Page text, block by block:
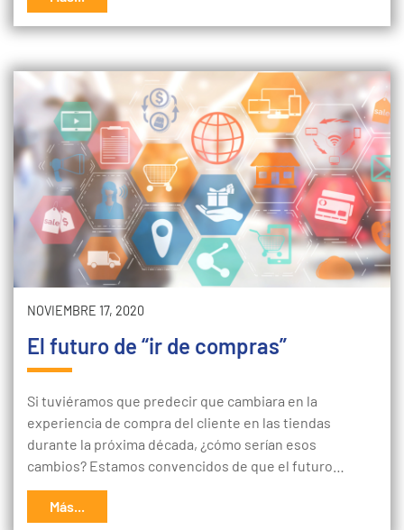
NOVIEMBRE 17, 2020
El futuro de “ir de compras”
Si tuviéramos que predecir que cambiara en la
experiencia de compra del cliente en las tiendas
durante la próxima década, ¿cómo serían esos
cambios? Estamos convencidos de que el futuro…
Más...